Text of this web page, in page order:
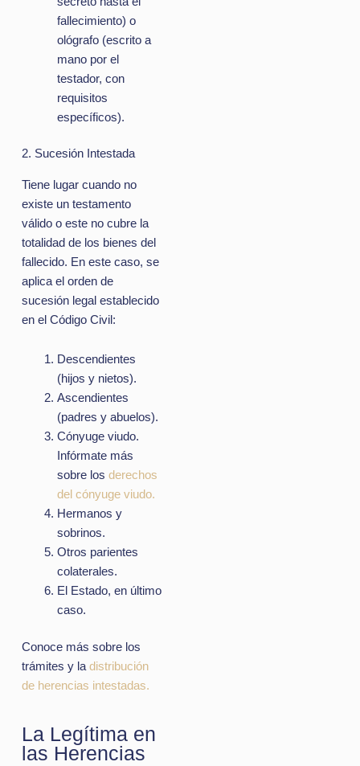
fallecimiento) o
ológrafo (escrito a
mano por el
testador, con
requisitos
específicos).
2. Sucesión Intestada
Tiene lugar cuando no
existe un testamento
válido o este no cubre la
totalidad de los bienes del
fallecido. En este caso, se
aplica el orden de
sucesión legal establecido
en el Código Civil:
Descendientes
(hijos y nietos).
Ascendientes
(padres y abuelos).
Cónyuge viudo.
Infórmate más
sobre los derechos
del cónyuge viudo.
Hermanos y
sobrinos.
Otros parientes
colaterales.
El Estado, en último
caso.
Conoce más sobre los
trámites y ladistribución
de herencias intestadas.
La Legítima en
las Herencias